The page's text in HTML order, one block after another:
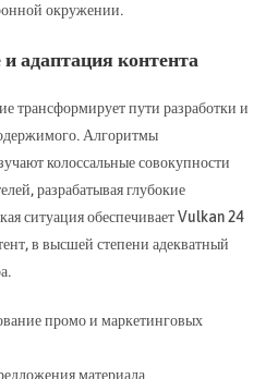
окружении.
адаптация контента
трансформирует пути разработки и
Алгоритмы
колоссальные совокупности
разрабатывая глубокие
ситуация обеспечивает Vulkan 24
в высшей степени адекватный
промо и маркетинговых
материала